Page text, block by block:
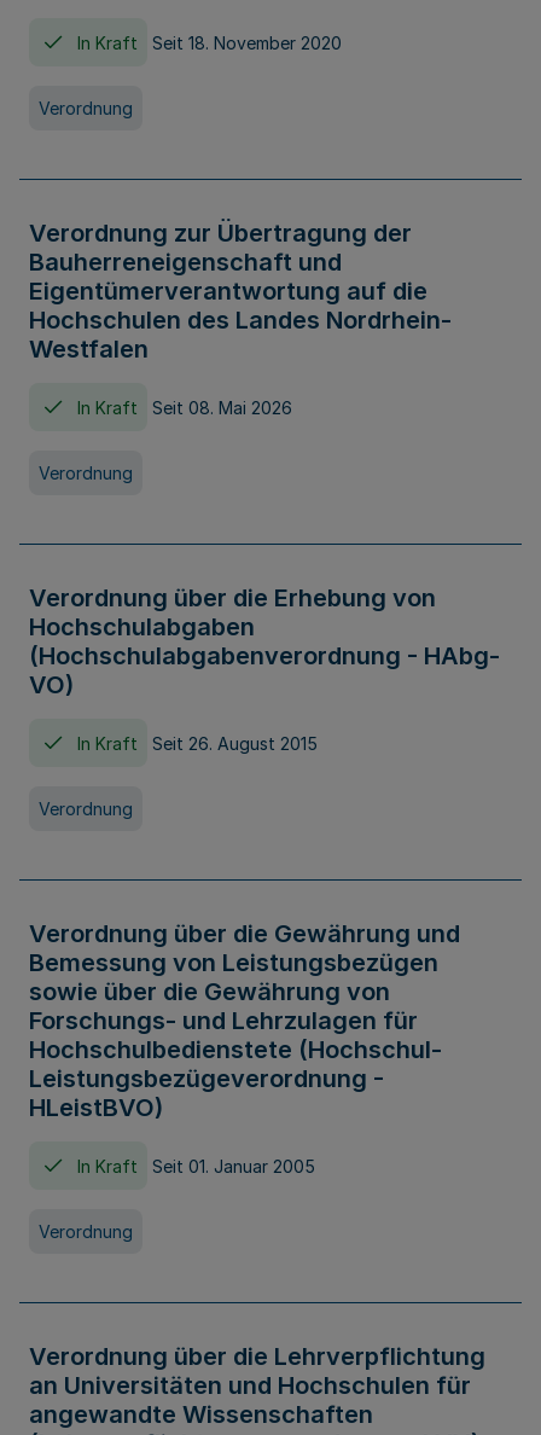
In Kraft Seit 18. November 2020
Verordnung
Verordnung zur Übertragung der
Bauherreneigenschaft und
Eigentümerverantwortung auf die
Hochschulen des Landes Nordrhein-
Westfalen
In Kraft Seit 08. Mai 2026
Verordnung
Verordnung über die Erhebung von
Hochschulabgaben
(Hochschulabgabenverordnung - HAbg-
VO)
In Kraft Seit 26. August 2015
Verordnung
Verordnung über die Gewährung und
Bemessung von Leistungsbezügen
sowie über die Gewährung von
Forschungs- und Lehrzulagen für
Hochschulbedienstete (Hochschul-
Leistungsbezügeverordnung -
HLeistBVO)
In Kraft Seit 01. Januar 2005
Verordnung
Verordnung über die Lehrverpflichtung
an Universitäten und Hochschulen für
angewandte Wissenschaften